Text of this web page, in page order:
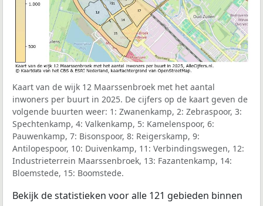
Kaart van de wijk 12 Maarssenbroek met het aantal
inwoners per buurt in 2025. De cijfers op de kaart geven de
volgende buurten weer: 1: Zwanenkamp, 2: Zebraspoor, 3:
Spechtenkamp, 4: Valkenkamp, 5: Kamelenspoor, 6:
Pauwenkamp, 7: Bisonspoor, 8: Reigerskamp, 9:
Antilopespoor, 10: Duivenkamp, 11: Verbindingswegen, 12:
Industrieterrein Maarssenbroek, 13: Fazantenkamp, 14:
Bloemstede, 15: Boomstede.
Bekijk de statistieken voor alle 121 gebieden binnen